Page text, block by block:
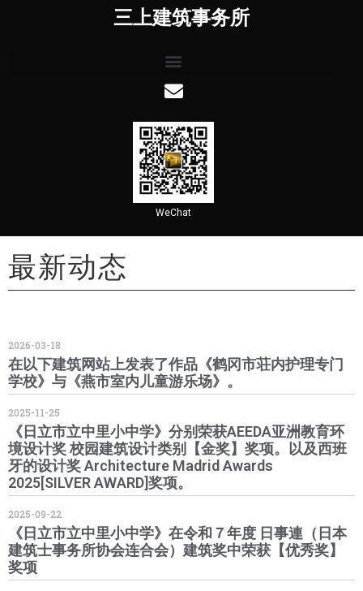
三上建筑事务所
WeChat
最新动态
在以下建筑网站上发表了作品《鹤冈市荘内护理专门
学校》与《燕市室内儿童游乐场》。
2026-03-18
《日立市立中里小中学》分别荣获AEEDA亚洲教育环
境设计奖 校园建筑设计类别【金奖】奖项。以及西班
牙的设计奖 Architecture Madrid Awards
2025[SILVER AWARD]奖项。
2025-11-25
《日立市立中里小中学》在令和７年度 日事連（日本
建筑士事务所协会连合会）建筑奖中荣获【优秀奖】
奖项
2025-09-22